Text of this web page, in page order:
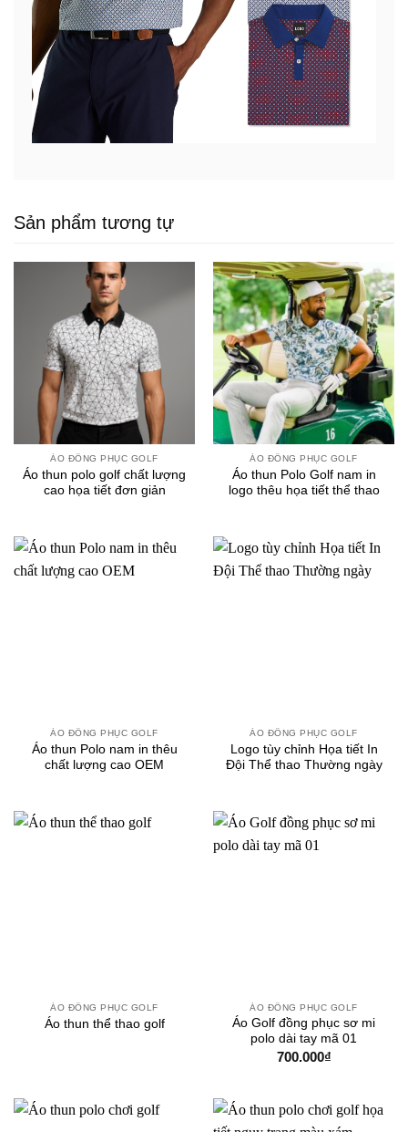
Sản phẩm tương tự
ÁO ĐỒNG PHỤC GOLF
Áo thun polo golf chất lượng
cao họa tiết đơn giản
ÁO ĐỒNG PHỤC GOLF
Áo thun Polo Golf nam in
logo thêu họa tiết thể thao
ÁO ĐỒNG PHỤC GOLF
Áo thun Polo nam in thêu
chất lượng cao OEM
ÁO ĐỒNG PHỤC GOLF
Logo tùy chỉnh Họa tiết In
Đội Thể thao Thường ngày
ÁO ĐỒNG PHỤC GOLF
Áo thun thể thao golf
ÁO ĐỒNG PHỤC GOLF
Áo Golf đồng phục sơ mi
polo dài tay mã 01
700.000₫